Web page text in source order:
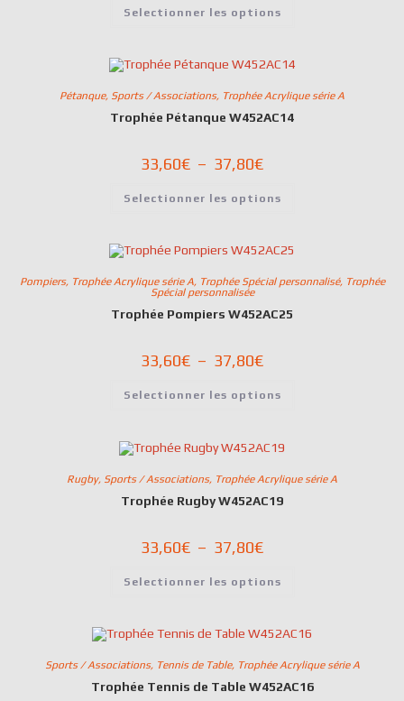
Selectionner les options
Pétanque, Sports / Associations, Trophée Acrylique série A
Trophée Pétanque W452AC14
33,60€ – 37,80€
Selectionner les options
Pompiers, Trophée Acrylique série A, Trophée Spécial personnalisé, Trophée
Spécial personnalisée
Trophée Pompiers W452AC25
33,60€ – 37,80€
Selectionner les options
Rugby, Sports / Associations, Trophée Acrylique série A
Trophée Rugby W452AC19
33,60€ – 37,80€
Selectionner les options
Sports / Associations, Tennis de Table, Trophée Acrylique série A
Trophée Tennis de Table W452AC16